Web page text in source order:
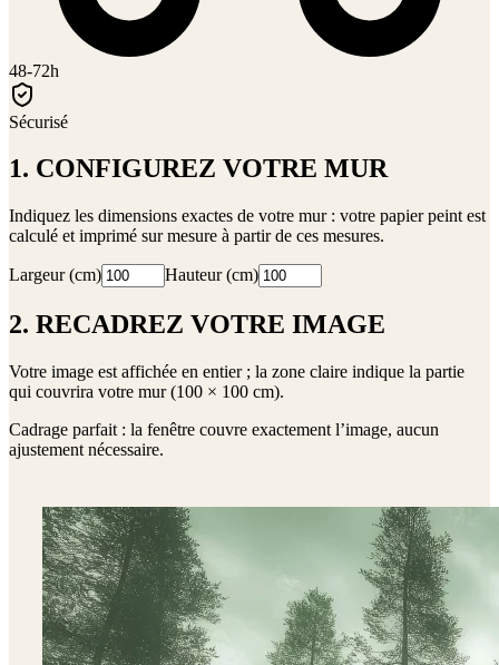
48-72h
Sécurisé
1. CONFIGUREZ VOTRE MUR
Indiquez les dimensions exactes de votre mur : votre papier peint est
calculé et imprimé sur mesure à partir de ces mesures.
Largeur (cm) Hauteur (cm)
2. RECADREZ VOTRE IMAGE
Votre image est affichée en entier ; la zone claire indique la partie
qui couvrira votre mur (100 × 100 cm).
Cadrage parfait : la fenêtre couvre exactement l’image, aucun
ajustement nécessaire.